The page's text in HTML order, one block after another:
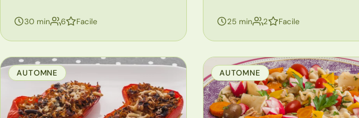
30 min 6personnes
Facile 25 min 2personnes
Facile
AUTOMNE AUTOMNE